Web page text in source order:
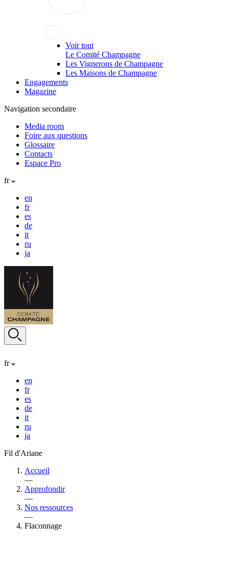
Voir tout
Le Comité Champagne
Les Vignerons de Champagne
Les Maisons de Champagne
Engagements
Magazine
Navigation secondaire
Media room
Foire aux questions
Glossaire
Contacts
Espace Pro
fr
en
fr
es
de
it
ru
ja
fr
en
fr
es
de
it
ru
ja
Fil d'Ariane
Accueil
—
Approfondir
—
Nos ressources
—
Flaconnage